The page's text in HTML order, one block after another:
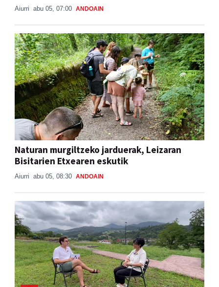
Aiurri abu 05, 07:00 ANDOAIN
Naturan murgiltzeko jarduerak, Leizaran
Bisitarien Etxearen eskutik
Aiurri abu 05, 08:30 ANDOAIN